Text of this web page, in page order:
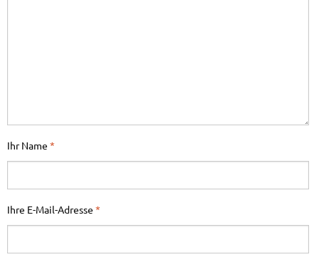
Ihr Name *
Ihre E-Mail-Adresse *